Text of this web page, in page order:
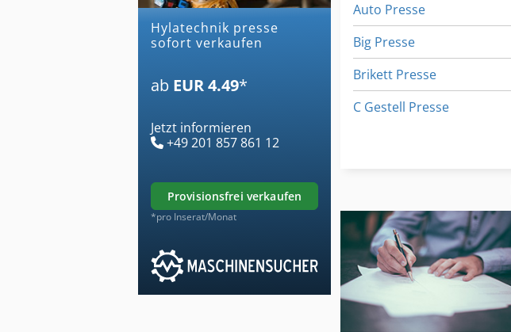
hylatechnik presse
sofort verkaufen
ab EUR 4.49*
Jetzt informieren
+49 201 857 861 12
provisionsfrei verkaufen
*pro Inserat/Monat
Auto Presse
Big Presse
Brikett Presse
C Gestell Presse
Furnierpresse Druck